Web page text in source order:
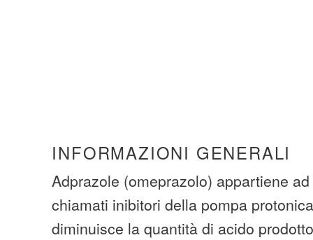
INFORMAZIONI GENERALI
Adprazole (omeprazolo) appartiene
chiamati inibitori della pompa
diminuisce la quantità di acido